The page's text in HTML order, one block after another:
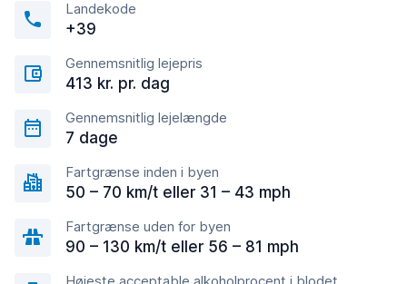
Landekode
+39
Gennemsnitlig lejepris
413 kr. pr. dag
Gennemsnitlig lejelængde
7 dage
Fartgrænse inden i byen
50 – 70 km/t eller 31 – 43 mph
Fartgrænse uden for byen
90 – 130 km/t eller 56 – 81 mph